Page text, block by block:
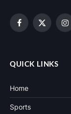
Facebook
X
QUICK LINKS
Home
Sports